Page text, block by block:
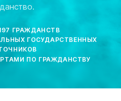
ГРАЖДАНСТВ
ГОСУДАРСТВЕННЫХ
ПО ГРАЖДАНСТВУ